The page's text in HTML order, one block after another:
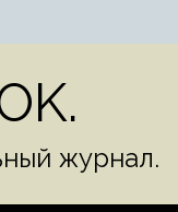
журнал.